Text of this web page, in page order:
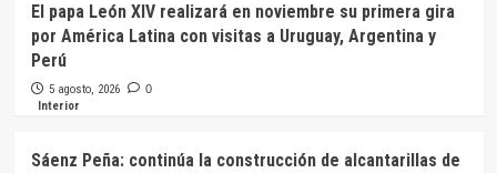
El papa León XIV realizará en noviembre su primera gira
por América Latina con visitas a Uruguay, Argentina y
Perú
5 agosto, 2026 0
Interior
Sáenz Peña: continúa la construcción de alcantarillas de